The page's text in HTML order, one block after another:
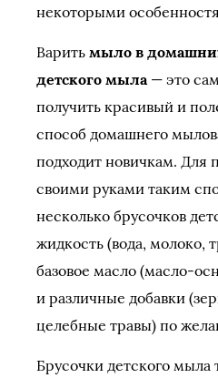
некоторыми
Варить мыло в
детского мыла— это
получить красивый и
способ домашнего
подходит новичкам. Для
своими руками таким
несколько брусочков
жидкость (вода, молоко,
базовое масло (масло-
и различные добавки
целебные травы) по
Брусочки детского мыла